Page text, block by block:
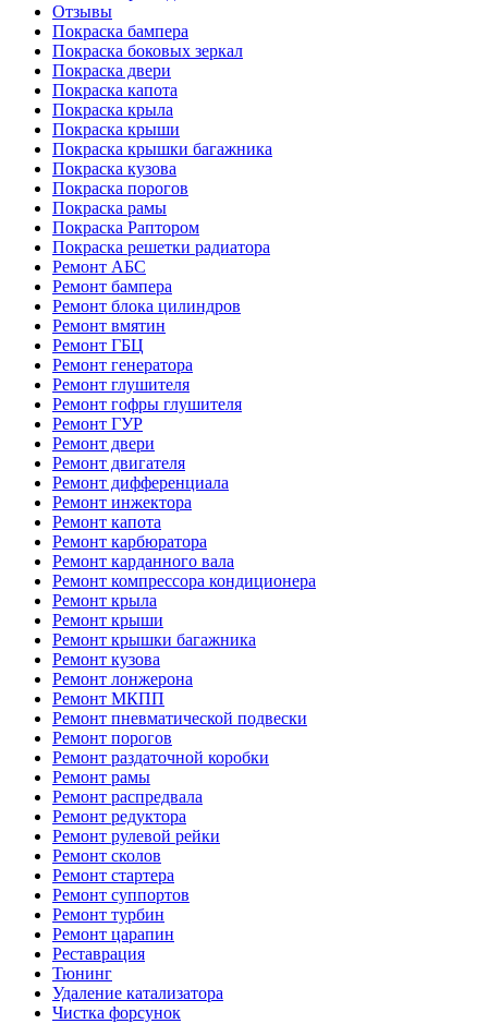
Отзывы
Покраска бампера
Покраска боковых зеркал
Покраска двери
Покраска капота
Покраска крыла
Покраска крыши
Покраска крышки багажника
Покраска кузова
Покраска порогов
Покраска рамы
Покраска Раптором
Покраска решетки радиатора
Ремонт АБС
Ремонт бампера
Ремонт блока цилиндров
Ремонт вмятин
Ремонт ГБЦ
Ремонт генератора
Ремонт глушителя
Ремонт гофры глушителя
Ремонт ГУР
Ремонт двери
Ремонт двигателя
Ремонт дифференциала
Ремонт инжектора
Ремонт капота
Ремонт карбюратора
Ремонт карданного вала
Ремонт компрессора кондиционера
Ремонт крыла
Ремонт крыши
Ремонт крышки багажника
Ремонт кузова
Ремонт лонжерона
Ремонт МКПП
Ремонт пневматической подвески
Ремонт порогов
Ремонт раздаточной коробки
Ремонт рамы
Ремонт распредвала
Ремонт редуктора
Ремонт рулевой рейки
Ремонт сколов
Ремонт стартера
Ремонт суппортов
Ремонт турбин
Ремонт царапин
Реставрация
Тюнинг
Удаление катализатора
Чистка форсунок